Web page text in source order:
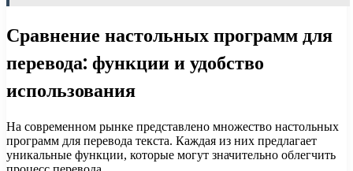
Сравнение настольных программ для
перевода: функции и удобство
использования
На современном рынке представлено множество настольных
программ для перевода текста. Каждая из них предлагает
уникальные функции, которые могут значительно облегчить